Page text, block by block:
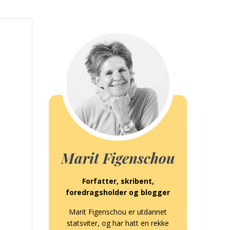
Marit Figenschou
Forfatter, skribent,
foredragsholder og blogger
Marit Figenschou er utdannet
statsviter, og har hatt en rekke